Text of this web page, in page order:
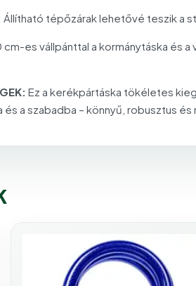
Állítható tépőzárak lehetővé teszik a
cm-es vállpánttal a kormánytáska és
Ez a kerékpártáska tökéletes
a szabadba – könnyű, robusztus